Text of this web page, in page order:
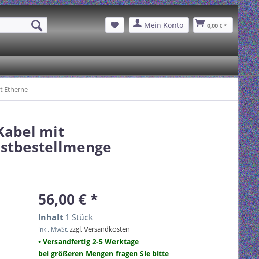
Mein Konto 0,00 € *
Etherne
mit
56,00 € *
Inhalt 1 Stück
inkl. MwSt.zzgl. Versandkosten
• Versandfertig 2-5 Werktage
bei größeren Mengen fragen Sie bitte